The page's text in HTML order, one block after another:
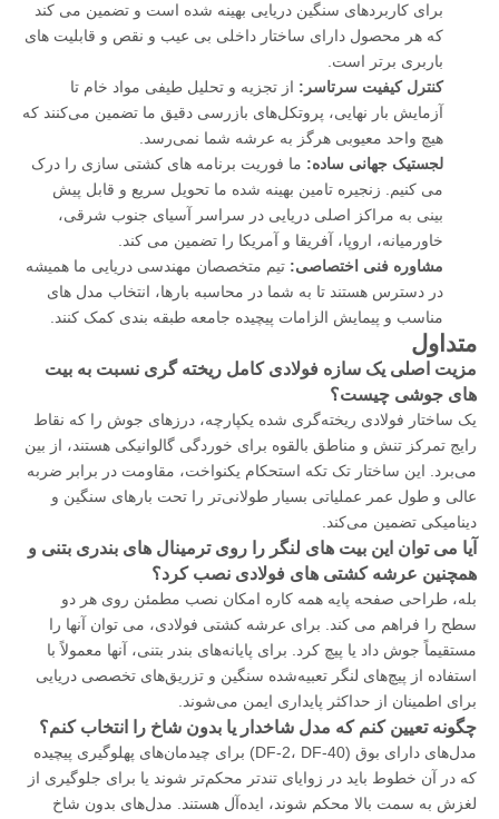
برای کاربردهای سنگین دریایی بهینه شده است و تضمین می کند
که هر محصول دارای ساختار داخلی بی عیب و نقص و قابلیت های
باربری برتر است.
کنترل کیفیت سرتاسر: از تجزیه و تحلیل طیفی مواد خام تا
آزمایش بار نهایی، پروتکل‌های بازرسی دقیق ما تضمین می‌کنند که
هیچ واحد معیوبی هرگز به عرشه شما نمی‌رسد.
لجستیک جهانی ساده: ما فوریت برنامه های کشتی سازی را درک
می کنیم. زنجیره تامین بهینه شده ما تحویل سریع و قابل پیش
بینی به مراکز اصلی دریایی در سراسر آسیای جنوب شرقی،
خاورمیانه، اروپا، آفریقا و آمریکا را تضمین می کند.
مشاوره فنی اختصاصی: تیم متخصصان مهندسی دریایی ما همیشه
در دسترس هستند تا به شما در محاسبه بارها، انتخاب مدل های
مناسب و پیمایش الزامات پیچیده جامعه طبقه بندی کمک کنند.
متداول
مزیت اصلی یک سازه فولادی کامل ریخته گری نسبت به بیت
های جوشی چیست؟
یک ساختار فولادی ریخته‌گری شده یکپارچه، درزهای جوش را که نقاط
رایج تمرکز تنش و مناطق بالقوه برای خوردگی گالوانیکی هستند، از بین
می‌برد. این ساختار تک تکه استحکام یکنواخت، مقاومت در برابر ضربه
عالی و طول عمر عملیاتی بسیار طولانی‌تر را تحت بارهای سنگین و
دینامیکی تضمین می‌کند.
آیا می توان این بیت های لنگر را روی ترمینال های بندری بتنی و
همچنین عرشه کشتی های فولادی نصب کرد؟
بله، طراحی صفحه پایه همه کاره امکان نصب مطمئن روی هر دو
سطح را فراهم می کند. برای عرشه کشتی فولادی، می توان آنها را
مستقیماً جوش داد یا پیچ کرد. برای پایانه‌های بندر بتنی، آنها معمولاً با
استفاده از پیچ‌های لنگر تعبیه‌شده سنگین و تزریق‌های تخصصی دریایی
برای اطمینان از حداکثر پایداری ایمن می‌شوند.
چگونه تعیین کنم که مدل شاخدار یا بدون شاخ را انتخاب کنم؟
مدل‌های دارای بوق (DF-2، DF-40) برای چیدمان‌های پهلوگیری پیچیده
که در آن خطوط باید در زوایای تندتر محکم‌تر شوند یا برای جلوگیری از
لغزش به سمت بالا محکم شوند، ایده‌آل هستند. مدل‌های بدون شاخ